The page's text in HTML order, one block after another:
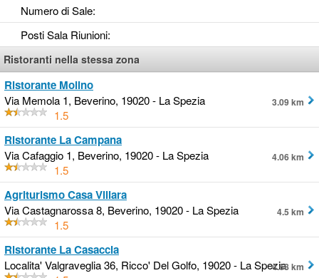
Numero di Sale:
Posti Sala Riunioni:
Ristoranti nella stessa zona
Ristorante Molino
Via Memola 1, Beverino, 19020 - La Spezia
1.5
3.09 km
Ristorante La Campana
Via Cafaggio 1, Beverino, 19020 - La Spezia
1.5
4.06 km
Agriturismo Casa Villara
Via Castagnarossa 8, Beverino, 19020 - La Spezia
1.5
4.5 km
Ristorante La Casaccia
Localita' Valgraveglia 36, Ricco' Del Golfo, 19020 - La Spezia4.68 km